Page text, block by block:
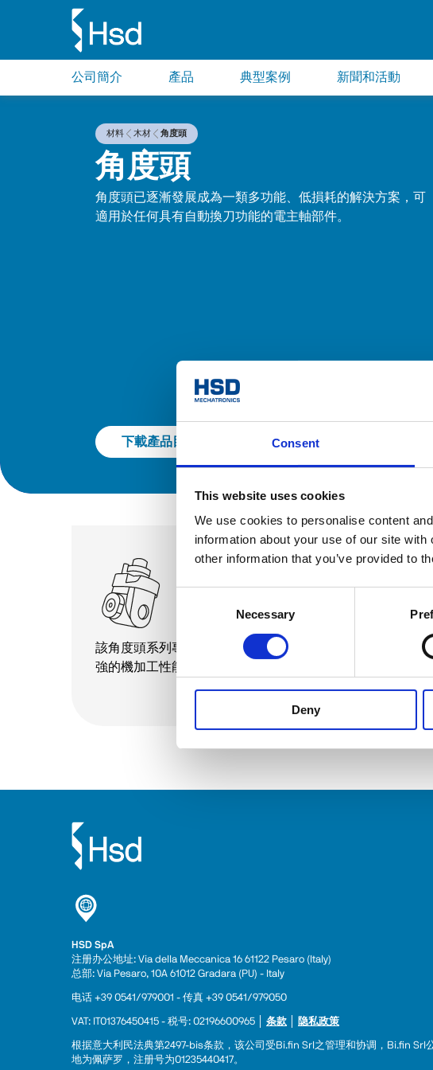
Consent
This website uses cookies
We use cookies to personalise content
information about your use of our site
other information that you’ve provided to
Necessary
Deny
公司簡介 產品 典型案例 新聞和活動
材料 木材 角度頭
角度頭
角度頭已逐漸發展成為一類多功能、低損耗的解決方案，可
適用於任何具有自動換刀功能的電主軸部件。
下載產品目錄
角度頭
AG W系列
該角度頭系列專為木材加工而設計，具備較
強的機加工性能。
HSD SpA
注册办公地址: Via della Meccanica 16 61122 Pesaro (Italy)
总部: Via Pesaro, 10A 61012 Gradara (PU) - Italy
电话 +39 0541/979001 - 传真 +39 0541/979050
VAT: IT01376450415 - 税号: 02196600965 │ 条款 隐私政策
根据意大利民法典第2497-bis条款，该公司受Bi.fin Srl之管理和协调，Bi.fin Srl
地为佩萨罗，注册号为01235440417。